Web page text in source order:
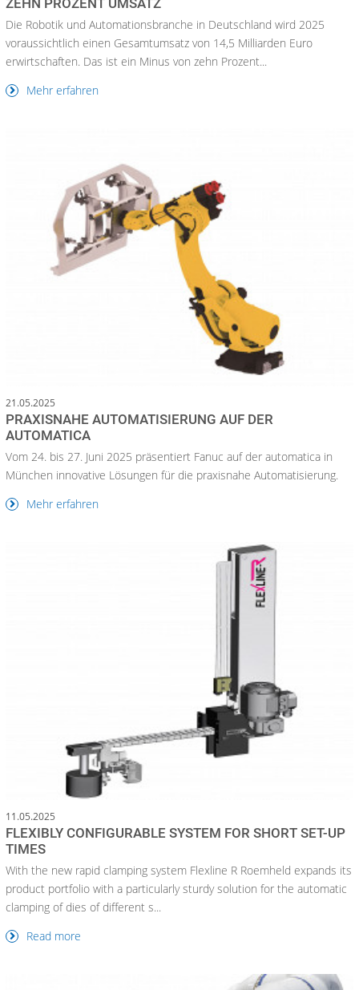
ZEHN PROZENT UMSATZ
Die Robotik und Automationsbranche in Deutschland wird 2025
voraussichtlich einen Gesamtumsatz von 14,5 Milliarden Euro
erwirtschaften. Das ist ein Minus von zehn Prozent...
Mehr erfahren
21.05.2025
PRAXISNAHE AUTOMATISIERUNG AUF DER
AUTOMATICA
Vom 24. bis 27. Juni 2025 präsentiert Fanuc auf der automatica in
München innovative Lösungen für die praxisnahe Automatisierung.
Mehr erfahren
11.05.2025
FLEXIBLY CONFIGURABLE SYSTEM FOR SHORT SET-UP
TIMES
With the new rapid clamping system Flexline R Roemheld expands its
product portfolio with a particularly sturdy solution for the automatic
clamping of dies of different s...
Read more